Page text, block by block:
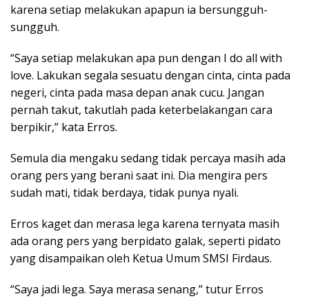
karena setiap melakukan apapun ia bersungguh-
sungguh.
“Saya setiap melakukan apa pun dengan I do all with
love. Lakukan segala sesuatu dengan cinta, cinta pada
negeri, cinta pada masa depan anak cucu. Jangan
pernah takut, takutlah pada keterbelakangan cara
berpikir,” kata Erros.
Semula dia mengaku sedang tidak percaya masih ada
orang pers yang berani saat ini. Dia mengira pers
sudah mati, tidak berdaya, tidak punya nyali.
Erros kaget dan merasa lega karena ternyata masih
ada orang pers yang berpidato galak, seperti pidato
yang disampaikan oleh Ketua Umum SMSI Firdaus.
“Saya jadi lega. Saya merasa senang,” tutur Erros